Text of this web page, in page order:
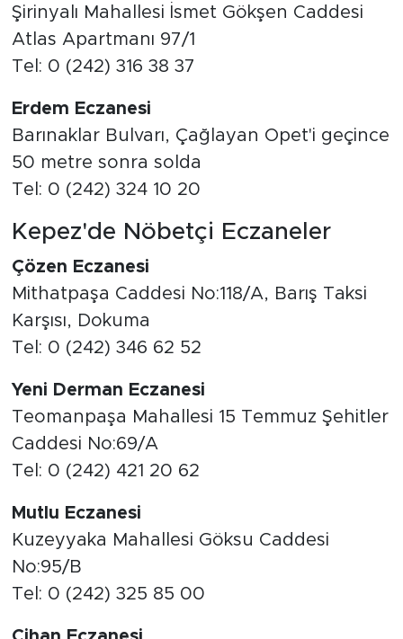
Şirinyalı Mahallesi İsmet Gökşen Caddesi
Atlas Apartmanı 97/1
Tel: 0 (242) 316 38 37
Erdem Eczanesi
Barınaklar Bulvarı, Çağlayan Opet'i geçince
50 metre sonra solda
Tel: 0 (242) 324 10 20
Kepez'de Nöbetçi Eczaneler
Çözen Eczanesi
Mithatpaşa Caddesi No:118/A, Barış Taksi
Karşısı, Dokuma
Tel: 0 (242) 346 62 52
Yeni Derman Eczanesi
Teomanpaşa Mahallesi 15 Temmuz Şehitler
Caddesi No:69/A
Tel: 0 (242) 421 20 62
Mutlu Eczanesi
Kuzeyyaka Mahallesi Göksu Caddesi
No:95/B
Tel: 0 (242) 325 85 00